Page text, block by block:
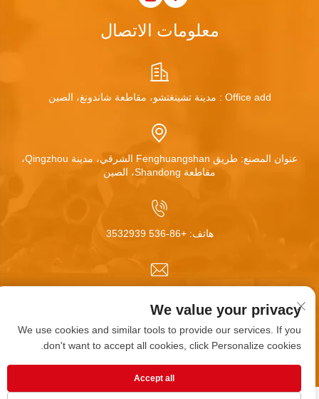
معلومات الاتصال
Office add : مدينة تشينغتشو، مقاطعة شاندونغ، الصين
عنوان المصنع: طريق Fenghuangshan الشرقي، مدينة Qingzhou،
مقاطعة Shandong، الصين
هاتف:+86-536 3532939
حقوق النسخ محفوظة © شركة تشينغتشو هوا مي للعجلات
المحدودة. جميع الحقوق محفوظة |المدونة|سياسة الخصوصية
We value your privacy
We use cookies and similar tools to provide our services. If you
don't want to accept all cookies, click Personalize cookies.
Accept all